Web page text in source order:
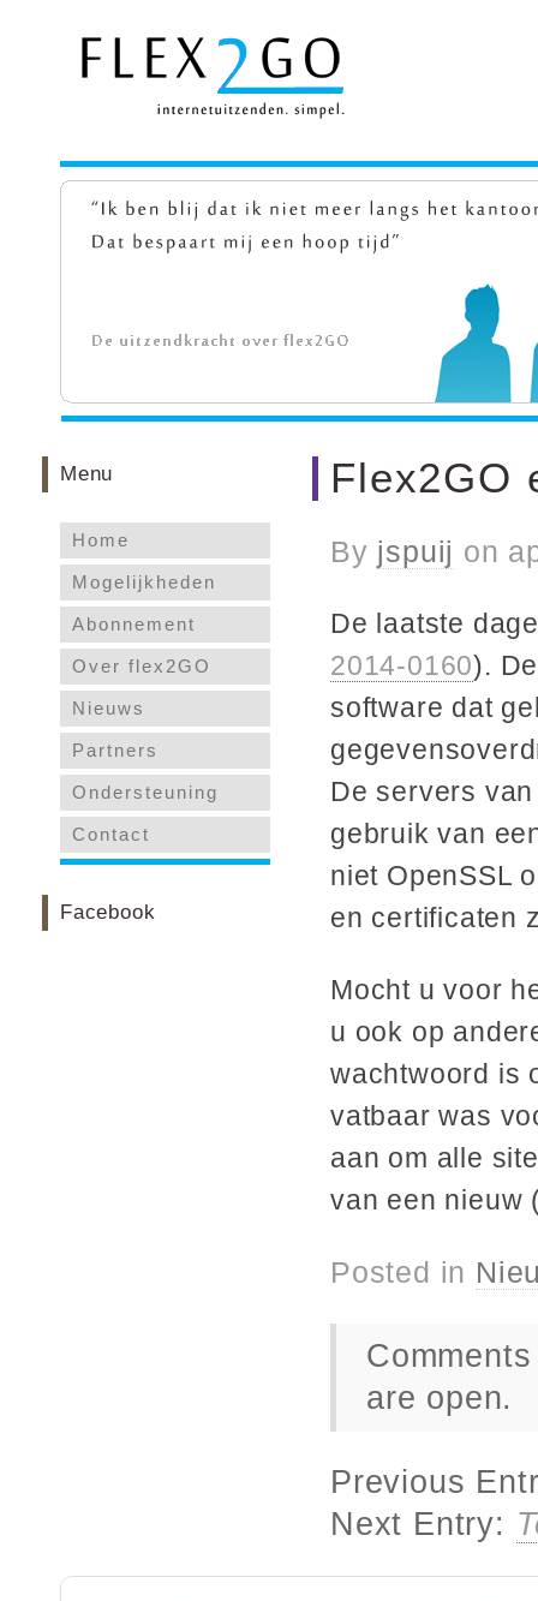
Flex2GO
By jspuij on
De laatste
2014-0160).
software dat
De servers
gebruik van
niet OpenSSL
en certificaten
Mocht u voor
u ook op
wachtwoord is
vatbaar was
aan om alle
van een nieuw
Posted in
are open.
Previous
Next Entry:
Menu
Home
Mogelijkheden
Abonnement
Over flex2GO
Nieuws
Partners
Ondersteuning
Contact
Facebook